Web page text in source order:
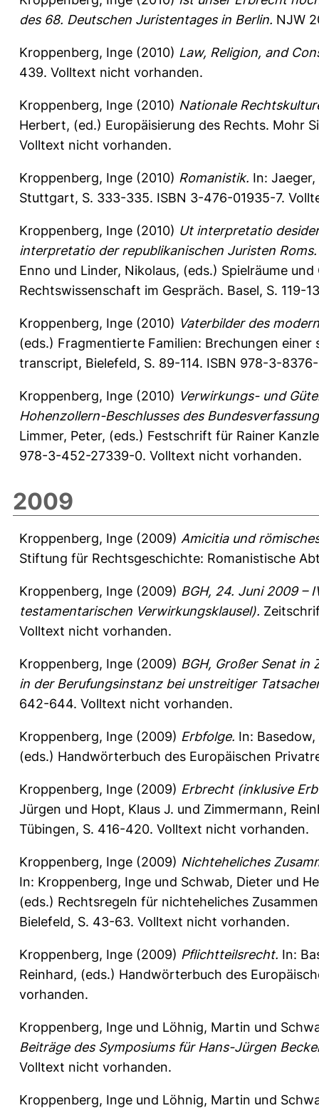
des 68. Deutschen Juristentages in Berlin. NJW
Kroppenberg, Inge (2010) Law, Religion, and
439. Volltext nicht vorhanden.
Kroppenberg, Inge (2010) Nationale
Herbert, (ed.) Europäisierung des Rechts. Mohr
Volltext nicht vorhanden.
Kroppenberg, Inge (2010) Romanistik. In:
Stuttgart, S. 333-335. ISBN 3-476-01935-7.
Kroppenberg, Inge (2010) Ut interpretatio
interpretatio der republikanischen Juristen Roms.
Enno und Linder, Nikolaus, (eds.) Spielräume
Rechtswissenschaft im Gespräch. Basel, S. 119-
Kroppenberg, Inge (2010) Vaterbilder des
(eds.) Fragmentierte Familien: Brechungen
transcript, Bielefeld, S. 89-114. ISBN 978-3-
Kroppenberg, Inge (2010) Verwirkungs- und
Hohenzollern-Beschlusses des
Limmer, Peter, (eds.) Festschrift für Rainer
978-3-452-27339-0. Volltext nicht vorhanden.
2009
Kroppenberg, Inge (2009) Amicitia und
Stiftung für Rechtsgeschichte: Romanistische
Kroppenberg, Inge (2009) BGH, 24. Juni 2009 –
testamentarischen Verwirkungsklausel).
Volltext nicht vorhanden.
Kroppenberg, Inge (2009) BGH, Großer Senat in
in der Berufungsinstanz bei unstreitiger
642-644. Volltext nicht vorhanden.
Kroppenberg, Inge (2009) Erbfolge. In:
(eds.) Handwörterbuch des Europäischen
Kroppenberg, Inge (2009) Erbrecht (inklusive
Jürgen und Hopt, Klaus J. und Zimmermann,
Tübingen, S. 416-420. Volltext nicht vorhanden.
Kroppenberg, Inge (2009) Nichteheliches
In: Kroppenberg, Inge und Schwab, Dieter und
(eds.) Rechtsregeln für nichteheliches
Bielefeld, S. 43-63. Volltext nicht vorhanden.
Kroppenberg, Inge (2009) Pflichtteilsrecht. In:
Reinhard, (eds.) Handwörterbuch des
vorhanden.
Kroppenberg, Inge und Löhnig, Martin und
Beiträge des Symposiums für Hans-Jürgen
Volltext nicht vorhanden.
Kroppenberg, Inge und Löhnig, Martin und